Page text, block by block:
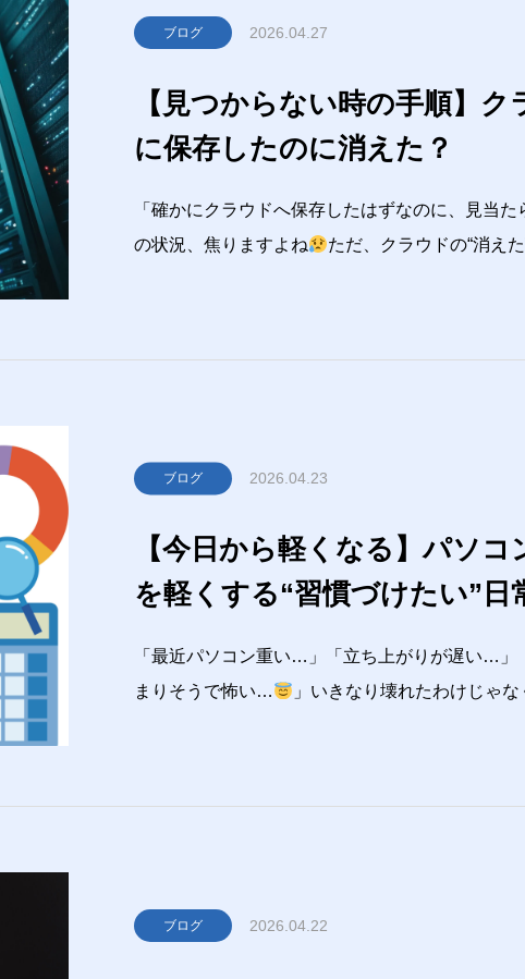
ブログ 2026.04.27
【見つからない時の手順】ク
に保存したのに消えた？
「確かにクラウドへ保存したはずなのに、見当
の状況、焦りますよね
ただ、クラウドの“消え
ブログ 2026.04.23
【今日から軽くなる】パソコ
を軽くする“習慣づけたい”日
テナンス3つ
「最近パソコン重い…」「立ち上がりが遅い…」
まりそうで怖い…
」いきなり壊れたわけじゃな
ブログ 2026.04.22